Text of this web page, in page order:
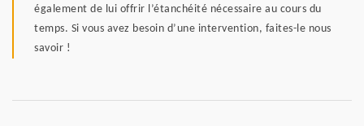
également de lui offrir l’étanchéité nécessaire au cours du
temps. Si vous avez besoin d’une intervention, faites-le nous
savoir !